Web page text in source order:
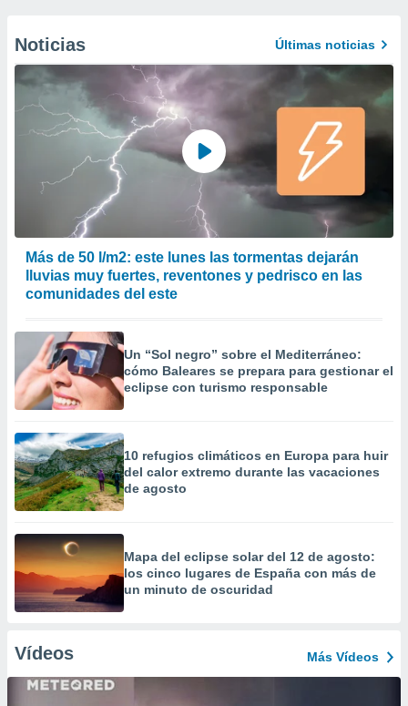
Noticias Últimas noticias
Más de 50 l/m2: este lunes las tormentas dejarán
lluvias muy fuertes, reventones y pedrisco en las
comunidades del este
Un “Sol negro” sobre el Mediterráneo:
cómo Baleares se prepara para gestionar el
eclipse con turismo responsable
10 refugios climáticos en Europa para huir
del calor extremo durante las vacaciones
de agosto
Mapa del eclipse solar del 12 de agosto:
los cinco lugares de España con más de
un minuto de oscuridad
Vídeos Más Vídeos